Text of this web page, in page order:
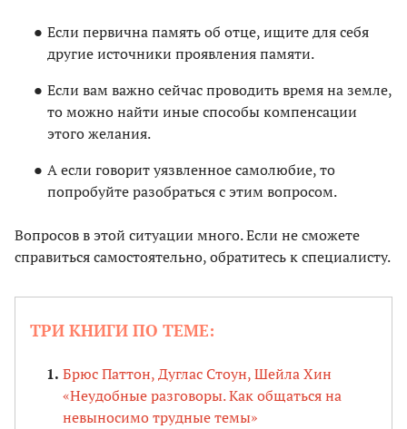
Если первична память об отце, ищите для себя
другие источники проявления памяти.
Если вам важно сейчас проводить время на земле,
то можно найти иные способы компенсации
этого желания.
А если говорит уязвленное самолюбие, то
попробуйте разобраться с этим вопросом.
Вопросов в этой ситуации много. Если не сможете
справиться самостоятельно, обратитесь к специалисту.
ТРИ КНИГИ ПО ТЕМЕ:
Брюс Паттон, Дуглас Стоун, Шейла Хин
«Неудобные разговоры. Как общаться на
невыносимо трудные темы»